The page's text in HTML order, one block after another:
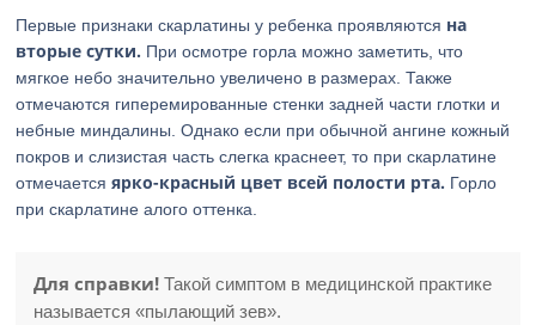
Первые признаки скарлатины у ребенка проявляются на
вторые сутки. При осмотре горла можно заметить, что
мягкое небо значительно увеличено в размерах. Также
отмечаются гиперемированные стенки задней части глотки и
небные миндалины. Однако если при обычной ангине кожный
покров и слизистая часть слегка краснеет, то при скарлатине
отмечаетсяярко-красный цвет всей полости рта. Горло
при скарлатине алого оттенка.
Для справки! Такой симптом в медицинской практике
называется «пылающий зев».